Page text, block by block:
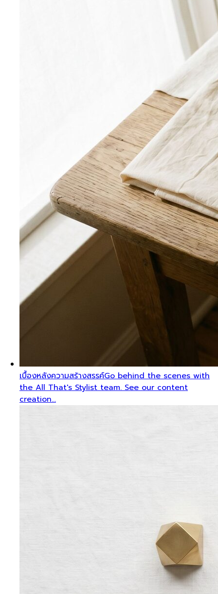
เบื้องหลังความสร้างสรรค์Go behind the scenes with
the All That's Stylist team. See our content
creation…